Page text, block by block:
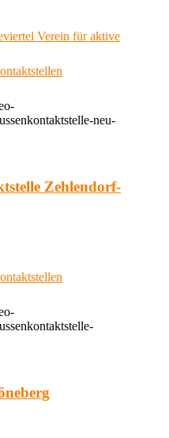
Verein für aktive
neu-
Zehlendorf-